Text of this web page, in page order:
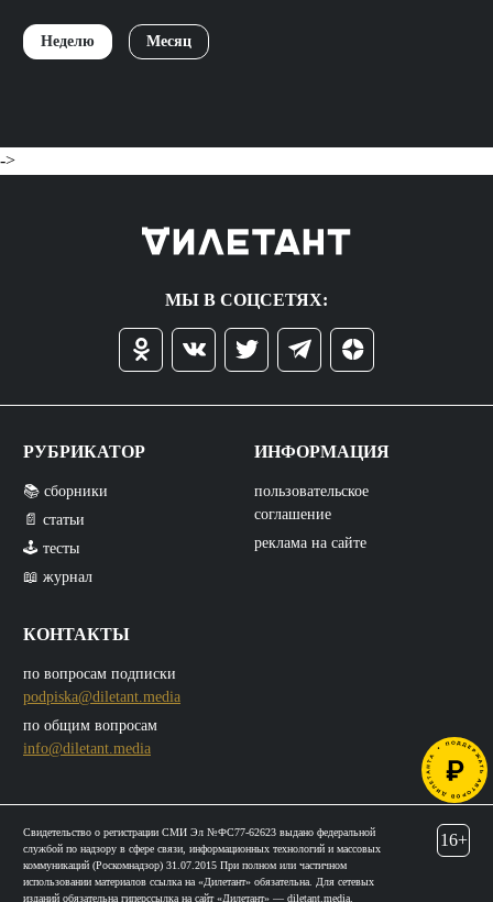
Неделю Месяц
->
МЫ В СОЦСЕТЯХ:
РУБРИКАТОР
📚 сборники
📄 статьи
🕹️ тесты
📖 журнал
КОНТАКТЫ
по вопросам подписки
podpiska@diletant.media
по общим вопросам
info@diletant.media
ИНФОРМАЦИЯ
пользовательское
соглашение
реклама на сайте
Свидетельство о регистрации СМИ Эл №ФС77-62623 выдано федеральной
службой по надзору в сфере связи, информационных технологий и массовых
коммуникаций (Роскомнадзор) 31.07.2015 При полном или частичном
использовании материалов ссылка на «Дилетант» обязательна. Для сетевых
изданий обязательна гиперссылка на сайт «Дилетант» — diletant.media.
16+